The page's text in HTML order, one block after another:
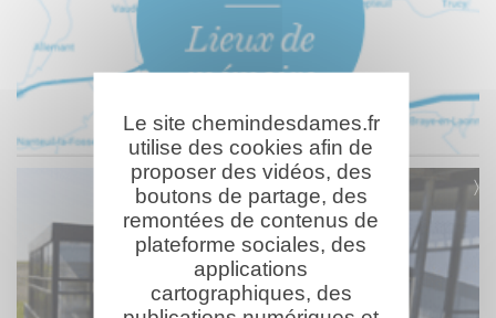
Le site chemindesdames.fr
utilise des cookies afin de
proposer des vidéos, des
boutons de partage, des
remontées de contenus de
plateforme sociales, des
applications
cartographiques, des